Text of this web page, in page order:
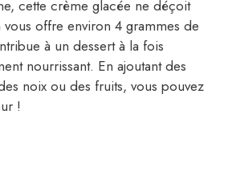
cette crème glacée ne déçoit
offre environ 4 grammes de
à un dessert à la fois
nourrissant. En ajoutant des
noix ou des fruits, vous pouvez
!